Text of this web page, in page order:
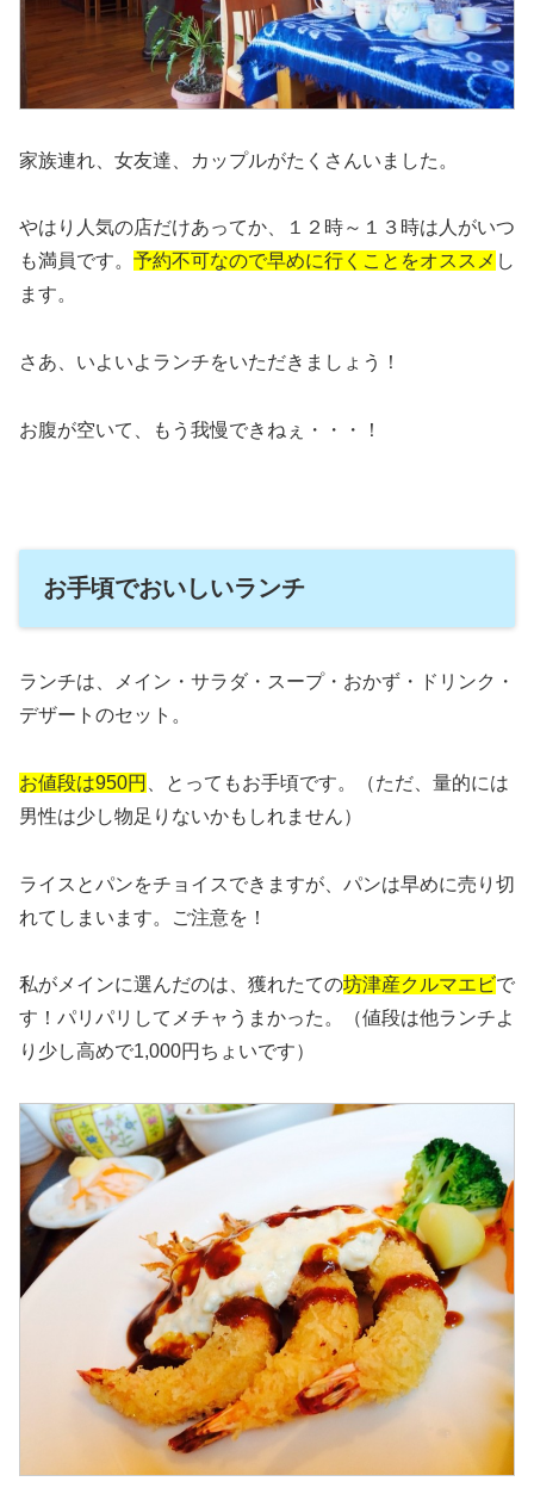
家族連れ、女友達、カップルがたくさんいました。
やはり人気の店だけあってか、１２時～１３時は人がいつ
も満員です。 予約不可なので早めに行くことをオススメ し
ます。
さあ、いよいよランチをいただきましょう！
お腹が空いて、もう我慢できねぇ・・・！
お手頃でおいしいランチ
ランチは、メイン・サラダ・スープ・おかず・ドリンク・
デザートのセット。
お値段は950円
、とってもお手頃です。（ただ、量的には
男性は少し物足りないかもしれません）
ライスとパンをチョイスできますが、パンは早めに売り切
れてしまいます。ご注意を！
私がメインに選んだのは、獲れたての坊津産クルマエビで
す！パリパリしてメチャうまかった。（値段は他ランチよ
り少し高めで1,000円ちょいです）